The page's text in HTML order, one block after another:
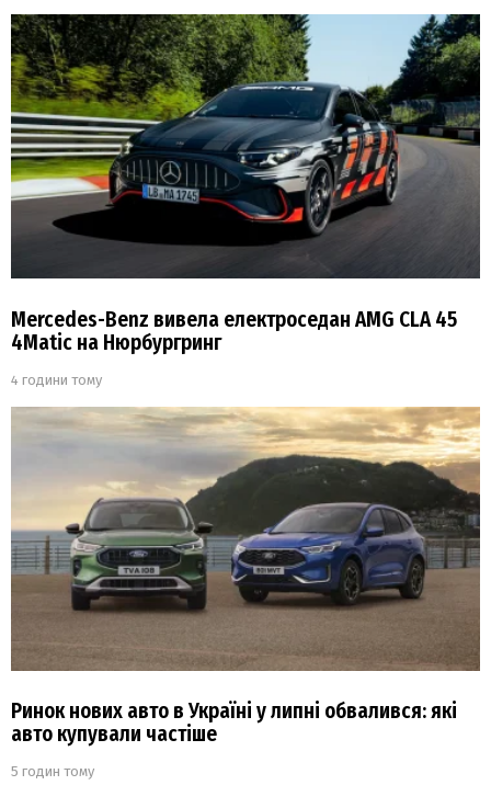
Mercedes-Benz вивела електроседан AMG CLA 45
4Matic на Нюрбургринг
4 години тому
Ринок нових авто в Україні у липні обвалився: які
авто купували частіше
5 годин тому